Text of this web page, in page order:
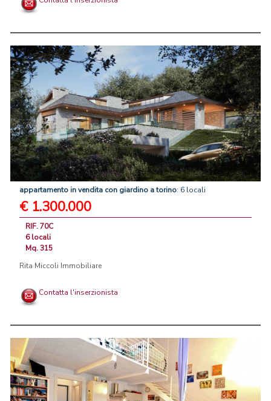
appartamento invendita con giardino atorino: 6 locali
€ 1.300.000
RIF. 70C
6 locali
Mq. 315
Rita Miccoli Immobiliare
Contatta l'inserzionista